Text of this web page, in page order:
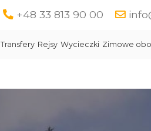
+48 33 813 90 00
Transfery Rejsy Wycieczki Zimowe